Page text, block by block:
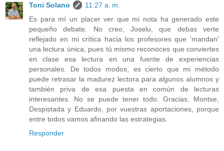
Toni Solano
11:27 a. m.
Es para mí un placer ver que mi nota ha generado este
pequeño debate. No creo, Joselu, que debas verte
reflejado en mi crítica hacia los profesores que 'mandan'
una lectura única, pues tú mismo reconoces que conviertes
en clase esa lectura en una fuente de experiencias
personales. De todos modos, es cierto que mi método
puede retrasar la madurez lectora para algunos alumnos y
también priva de esa puesta en común de lecturas
interesantes. No se puede tener todo. Gracias, Montse,
Despistada y Eduardo, por vuestras aportaciones, porque
entre todos vamos afinando las estrategias.
Responder